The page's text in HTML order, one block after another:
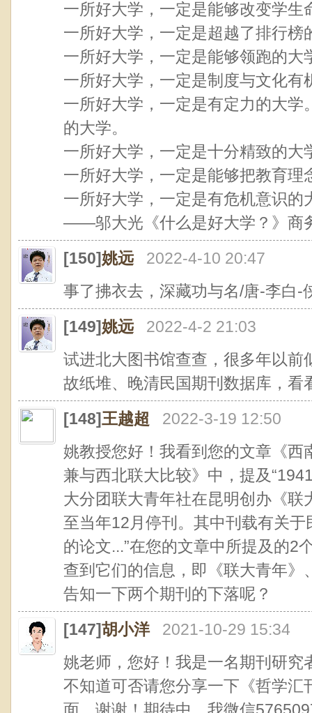
一所好大学，一定是能够改变学生
一所好大学，一定是超越了排行榜
一所好大学，一定是能够领跑的大
一所好大学，一定是制度与文化有
一所好大学，一定是有定力的大
的大学。
一所好大学，一定是十分精致的大
一所好大学，一定是能够把教育理
一所好大学，一定是有危机意识的
——邬大光《什么是好大学？》商
[150]姚远
2022-4-10 20:47
事了拂衣去，深藏功与名/唐-李白-
[149]姚远
2022-4-2 21:03
试进北大图书馆查查，很多年以
故纸堆、晚清民国期刊数据库，看
[148]王越超
2022-3-19 12:50
姚教授您好！我看到您的文章《
兼与西北联大比较》中，提及
大分团联大青年社在昆明创办《
至当年12月停刊。其中刊载有关
的论文...”在您的文章中所提及的2
查到它们的信息，即《联大青年
告知一下两个期刊的下落呢？
[147]胡小洋
2021-10-29 15:34
姚老师，您好！我是一名期刊研
不知道可否请您分享一下《哲学